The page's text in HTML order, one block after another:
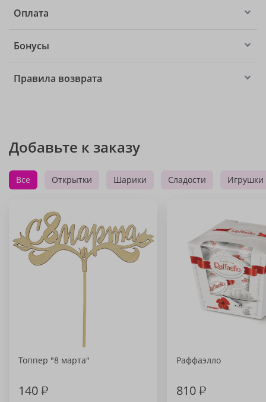
Оплата
Бонусы
Правила возврата
Добавьте к заказу
Все Открытки Шарики Сладости Игрушки
Топпер "8 марта"
140₽
Раффаэлло
810₽